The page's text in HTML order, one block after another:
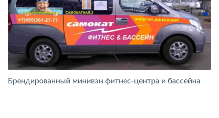
Брендированный минивэн фитнес-центра и бассейна